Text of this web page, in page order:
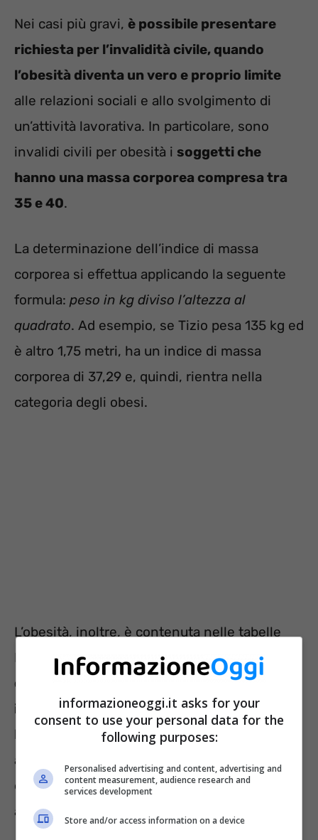
Nei casi più gravi, è possibile presentare
richiesta per l’invalidità civile, quando
l’obesità diventa un vero e proprio limite
alle relazioni sociali e allo svolgimento di
un’attività lavorativa. In particolare, sono
invalidi civili per obesità i soggetti che
hanno una massa corporea compresa tra
35 e 40.
La determinazione dell’indice di massa
corporea si effettua applicando la seguente
formula: peso in kg diviso l’altezza al
quadrato. Ad esempio, se Tizio pesa 135 kg ed
è altro 1,75 metri, ha un indice di massa
corporea di 37,29 e, quindi, rientra nella
categoria degli obesi.
L’obesità, inoltre, è contenuta nelle tabelle
INPS delle condizioni invalidanti e permette
di ottenere una percentuale di invalidità tra
il 31% e il 40%. Di conseguenza, se non si
hanno complicanze, non si avrà diritto alle
agevolazioni previste dalla legge, ad
eccezione della concessione gratuita degli
ausili legati alla patologia.
informazioneoggi.it asks for your
consent to use your personal data for the
following purposes:
Personalised advertising and content, advertising and
content measurement, audience research and
services development
Store and/or access information on a device